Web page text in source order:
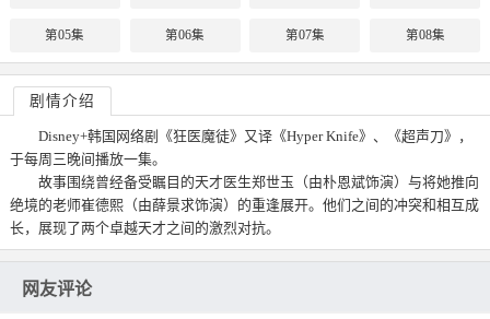
第05集 第06集 第07集 第08集
剧情介绍
Disney+韩国网络剧《狂医魔徒》又译《Hyper Knife》、《超声刀》，
于每周三晚间播放一集。
故事围绕曾经备受瞩目的天才医生郑世玉（由朴恩斌饰演）与将她推向
绝境的老师崔德熙（由薛景求饰演）的重逢展开。他们之间的冲突和相互成
长，展现了两个卓越天才之间的激烈对抗。
网友评论